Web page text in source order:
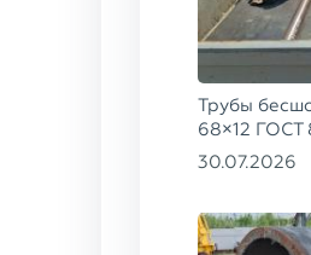
Трубы
68×12 ГОСТ
30.07.2026